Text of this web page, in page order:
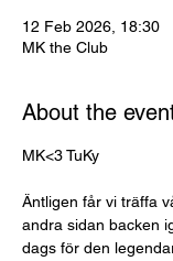
12 Feb 2026, 18:30
MK the Club
About the
MK<3 TuKy
Äntligen får vi träffa
andra sidan backen
dags för den